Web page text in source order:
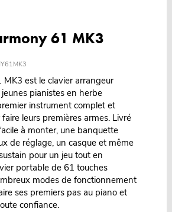
61 MK3
MK3 est le clavier arrangeur
pianistes en herbe
instrument complet et
leurs premières armes. Livré
à monter, une banquette
de réglage, un casque et même
pour un jeu tout en
portable de 61 touches
modes de fonctionnement
ses premiers pas au piano et
confiance.